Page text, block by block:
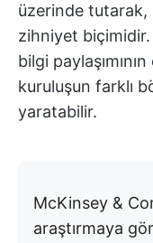
üzerinde tutarak,
zihniyet
bilgi
kuruluşun farklı
yaratabilir.
McKinsey &
araştırmaya